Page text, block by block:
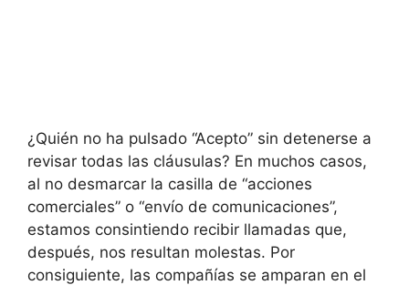
¿Quién no ha pulsado “Acepto” sin detenerse a
revisar todas las cláusulas? En muchos casos,
al no desmarcar la casilla de “acciones
comerciales” o “envío de comunicaciones”,
estamos consintiendo recibir llamadas que,
después, nos resultan molestas. Por
consiguiente, las compañías se amparan en el